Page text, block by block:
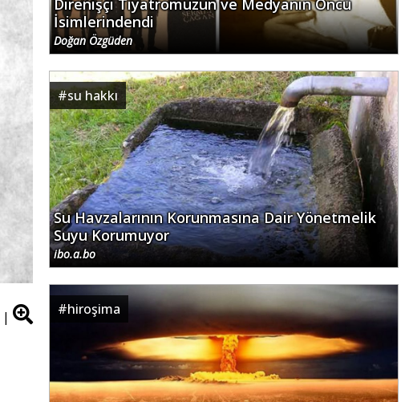
|
Direnişçi Tiyatromuzun ve Medyanın Öncü
İsimlerindendi
Doğan Özgüden
#su hakkı
Su Havzalarının Korunmasına Dair Yönetmelik
Suyu Korumuyor
ibo.a.bo
#hiroşima